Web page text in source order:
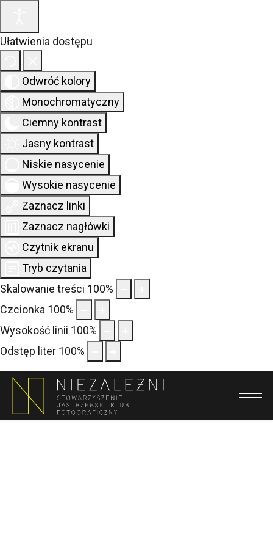
Ułatwienia dostępu
Odwróć kolory
Monochromatyczny
Ciemny kontrast
Jasny kontrast
Niskie nasycenie
Wysokie nasycenie
Zaznacz linki
Zaznacz nagłówki
Czytnik ekranu
Tryb czytania
Skalowanie treści 100%
Czcionka 100%
Wysokość linii 100%
Odstęp liter 100%